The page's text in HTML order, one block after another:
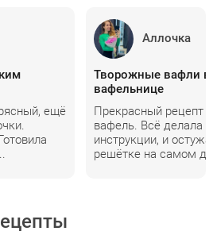
ещё
Аллочка
Творожные вафли в
вафельнице
Прекрасный рецепт
вафель. Всё делала
инструкции, и
решётке на самом